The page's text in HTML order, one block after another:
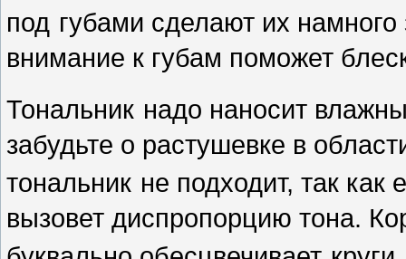
под губами сделают их
внимание к губам поможет
Тональник надо наносит
забудьте о растушевке в
тональник не подходит, так как
вызовет диспропорцию тона.